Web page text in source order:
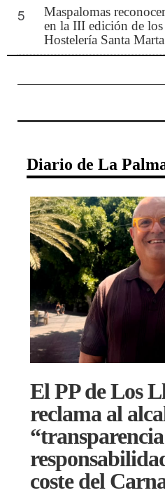
5
Maspalomas
en la III edición de los
Hostelería Santa Marta
Diario de La
El PP de Los
reclama al
coste del